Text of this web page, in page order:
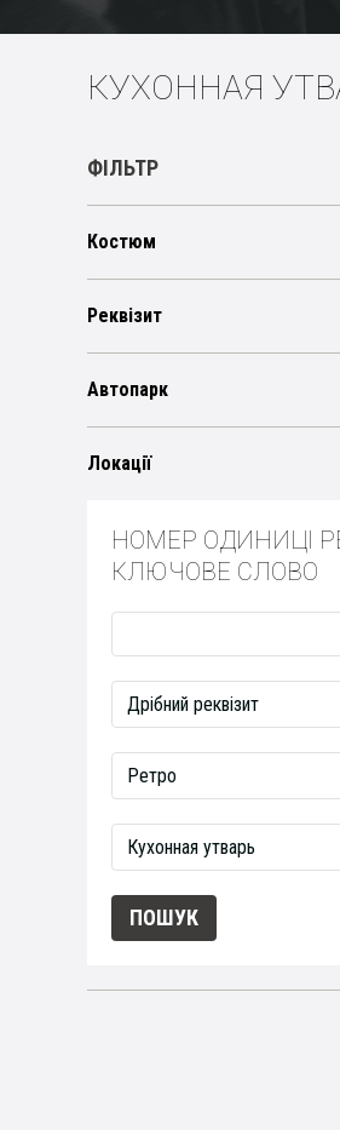
КУХОННАЯ
ФІЛЬТР
Костюм
Реквізит
Автопарк
Локації
НОМЕР ОДИНИЦІ
КЛЮЧОВЕ СЛОВО